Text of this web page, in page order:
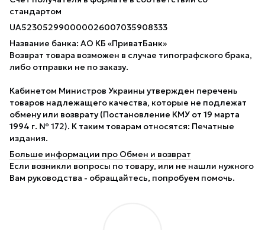
стандартом
UA523052990000026007035908333
Название банка: АО КБ «ПриватБанк»
Возврат товара возможен в случае типографского брака,
либо отправки не по заказу.
Кабинетом Министров Украины утвержден перечень
товаров надлежащего качества, которые не подлежат
обмену или возврату (Постановление КМУ от 19 марта
1994 г. № 172). К таким товарам относятся: Печатные
издания.
Больше информации про Обмен и возврат
Если возникли вопросы по товару, или не нашли нужного
Вам руководства - обращайтесь, попробуем помочь.